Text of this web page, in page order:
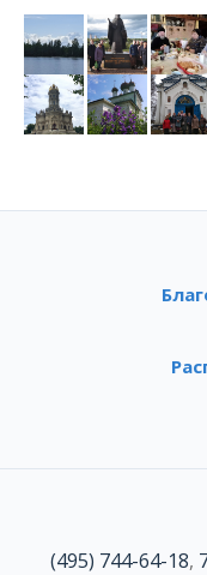
(495) 744-64-18,